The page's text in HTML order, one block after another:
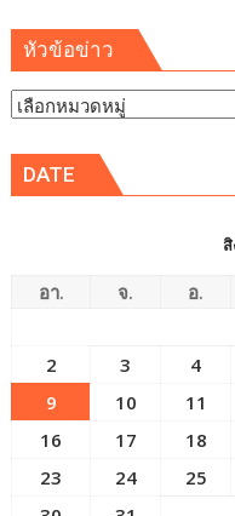
หัวข้อข่าว
หัวข้อ
DATE
อา. จ. อ.
2
3 4
9
10 11
16
17 18
23
24 25